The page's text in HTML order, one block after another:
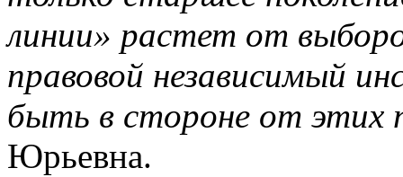
линии» растет от
правовой независимый
быть в стороне от этих
Юрьевна.